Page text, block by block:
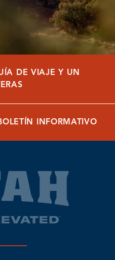
DE VIAJE Y UN
INFORMATIVO